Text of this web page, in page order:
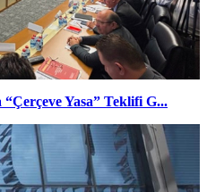
Yasa” Teklifi G...